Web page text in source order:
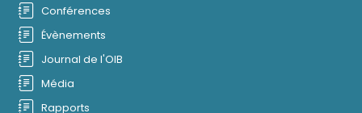
Conférences
Évènements
Journal de l'OIB
Média
Rapports